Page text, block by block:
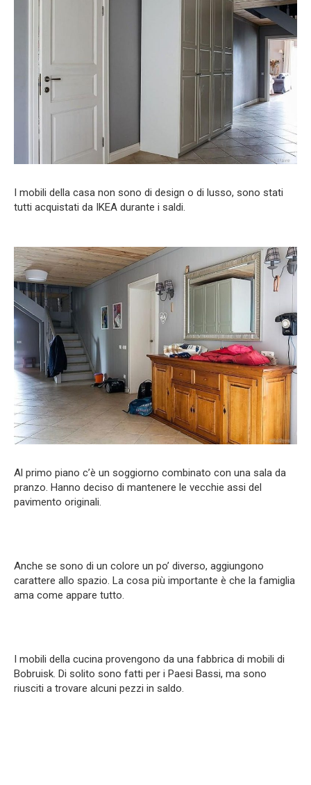
I mobili della casa non sono di design o di lusso, sono stati
tutti acquistati da IKEA durante i saldi.
Al primo piano c’è un soggiorno combinato con una sala da
pranzo. Hanno deciso di mantenere le vecchie assi del
pavimento originali.
Anche se sono di un colore un po’ diverso, aggiungono
carattere allo spazio. La cosa più importante è che la famiglia
ama come appare tutto.
I mobili della cucina provengono da una fabbrica di mobili di
Bobruisk. Di solito sono fatti per i Paesi Bassi, ma sono
riusciti a trovare alcuni pezzi in saldo.